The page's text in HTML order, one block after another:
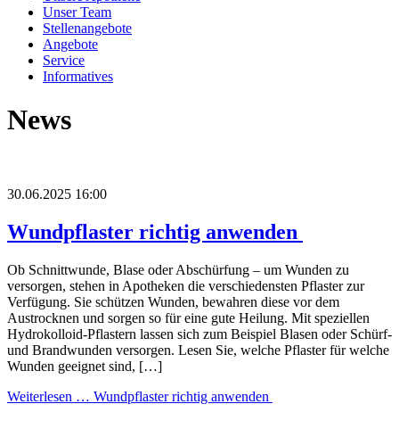
Unser Team
Stellenangebote
Angebote
Service
Informatives
News
30.06.2025 16:00
Wundpflaster richtig anwenden
Ob Schnittwunde, Blase oder Abschürfung – um Wunden zu
versorgen, stehen in Apotheken die verschiedensten Pflaster zur
Verfügung. Sie schützen Wunden, bewahren diese vor dem
Austrocknen und sorgen so für eine gute Heilung. Mit speziellen
Hydrokolloid-Pflastern lassen sich zum Beispiel Blasen oder Schürf-
und Brandwunden versorgen. Lesen Sie, welche Pflaster für welche
Wunden geeignet sind, […]
Weiterlesen … Wundpflaster richtig anwenden